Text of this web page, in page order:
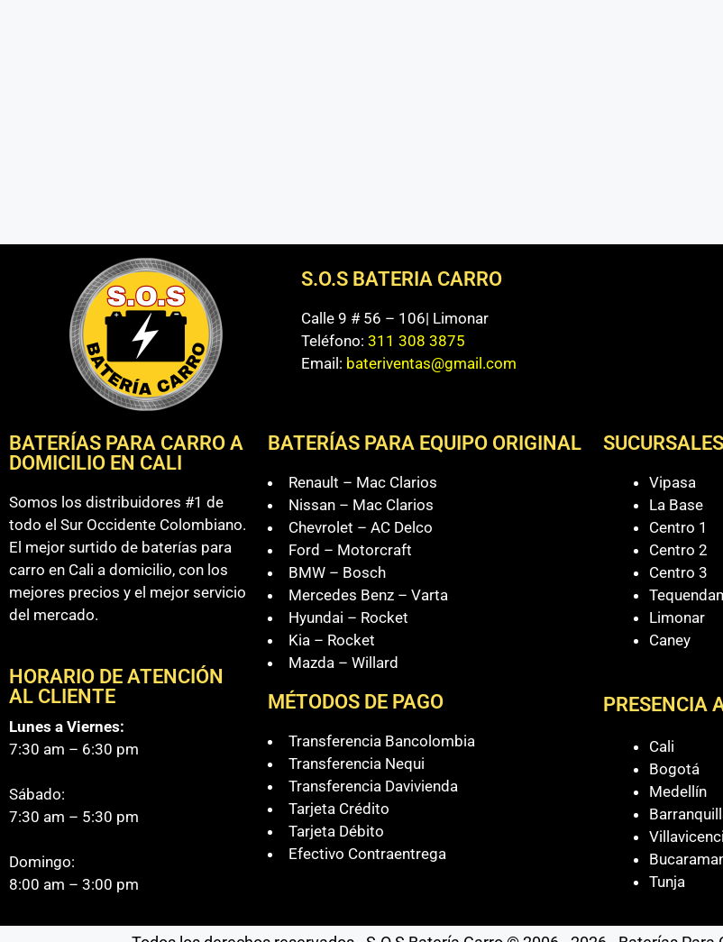
S.O.S BATERIA CARRO
Calle 9 # 56 – 106| Limonar
Teléfono:311 308 3875
Email: bateriventas@gmail.com
BATERÍAS PARA CARRO A
DOMICILIO EN CALI
Somos los distribuidores #1 de
todo el Sur Occidente Colombiano.
El mejor surtido de baterías para
carro en Cali a domicilio, con los
mejores precios y el mejor servicio
del mercado.
HORARIO DE ATENCIÓN
AL CLIENTE
Lunes a Viernes:
7:30 am – 6:30 pm
Sábado:
7:30 am – 5:30 pm
Domingo:
8:00 am – 3:00 pm
BATERÍAS PARA EQUIPO ORIGINAL
Renault – Mac Clarios
Nissan – Mac Clarios
Chevrolet – AC Delco
Ford – Motorcraft
BMW – Bosch
Mercedes Benz – Varta
Hyundai – Rocket
Kia – Rocket
Mazda – Willard
MÉTODOS DE PAGO
Transferencia Bancolombia
Transferencia Nequi
Transferencia Davivienda
Tarjeta Crédito
Tarjeta Débito
Efectivo Contraentrega
Vipasa
La Base
Centro 1
Centro 2
Centro 3
Limonar
Caney
PRESENCIA
Cali
Bogotá
Medellín
Tunja